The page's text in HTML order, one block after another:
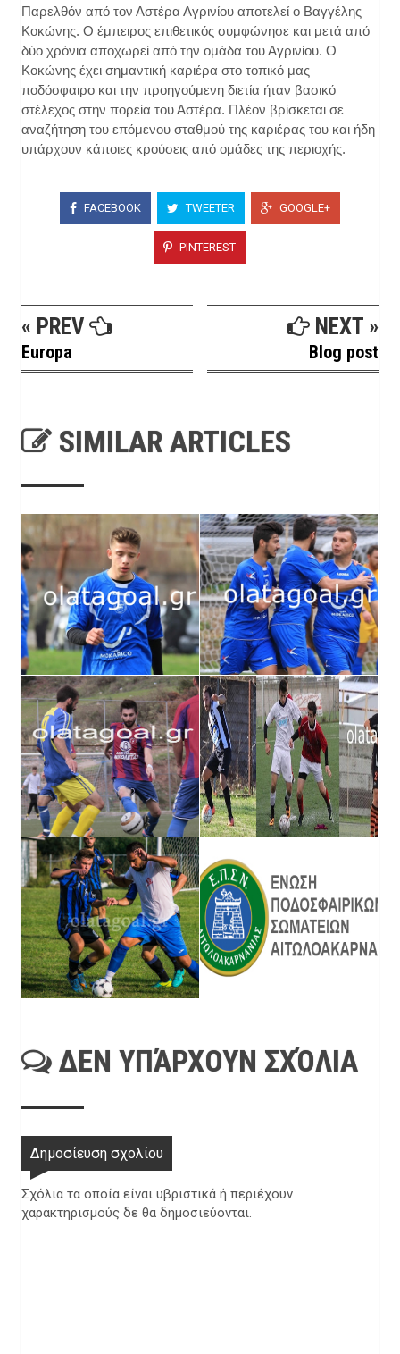
Παρελθόν από τον Αστέρα Αγρινίου αποτελεί ο Βαγγέλης
Κοκώνης. Ο έμπειρος επιθετικός συμφώνησε και μετά από
δύο χρόνια αποχωρεί από την ομάδα του Αγρινίου. Ο
Κοκώνης έχει σημαντική καριέρα στο τοπικό μας
ποδόσφαιρο και την προηγούμενη διετία ήταν βασικό
στέλεχος στην πορεία του Αστέρα. Πλέον βρίσκεται σε
αναζήτηση του επόμενου σταθμού της καριέρας του και ήδη
υπάρχουν κάποιες κρούσεις από ομάδες της περιοχής.
FACEBOOK TWEETER GOOGLE+
PINTEREST
« PREV
Europa
NEXT »
Blog post
SIMILAR ARTICLES
ΔΕΝ ΥΠΆΡΧΟΥΝ ΣΧΌΛΙΑ
Δημοσίευση σχολίου
Σχόλια τα οποία είναι υβριστικά ή περιέχουν
χαρακτηρισμούς δε θα δημοσιεύονται.